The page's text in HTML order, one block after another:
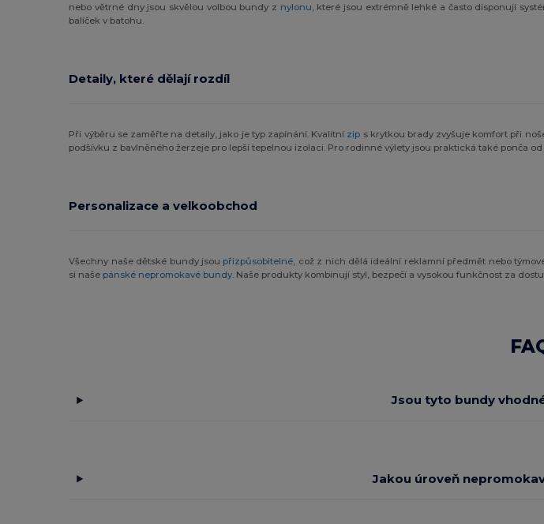
nebo větrné dny jsou skvělou volbou bundy z nylonu , které jsou extrémně lehké a často disponují
balíček v batohu.
Detaily, které dělají rozdíl
Při výběru se zaměřte na detaily, jako je typ zapínání. Kvalitní zip s krytkou brady zvyšuje komfort při
podšívku z bavlněného žerzeje pro lepší tepelnou izolaci. Pro rodinné výlety jsou praktická také ponča
Personalizace a velkoobchod
Všechny naše dětské bundy jsou přizpůsobitelné , což z nich dělá ideální reklamní předmět nebo
si naše pánské nepromokavé bundy . Naše produkty kombinují styl, bezpečí a vysokou funkčnost za
Jsou tyto bundy
Jakou úroveň